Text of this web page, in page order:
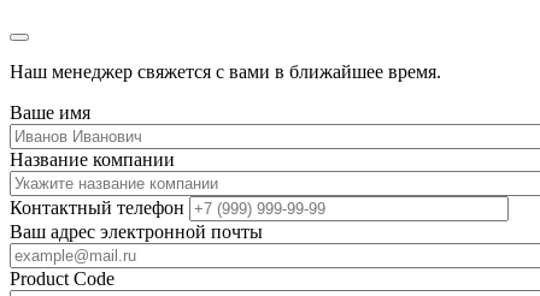
Наш менеджер свяжется с вами в ближайшее время.
Ваше имя
Название компании
Контактный телефон
Ваш адрес электронной почты
Product Code